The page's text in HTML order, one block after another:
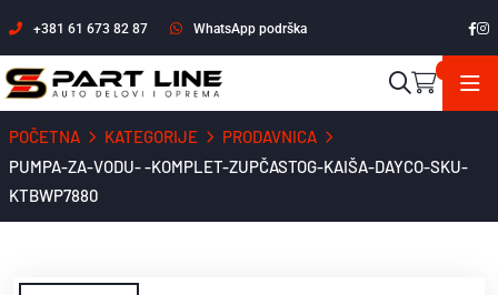
+381 61 673 82 87 WhatsApp podrška
POČETNA KATEGORIJE
PRODAVNICA
PUMPA-ZA-VODU- -KOMPLET-ZUPČASTOG-KAIŠA-DAYCO-SKU-
KTBWP7880